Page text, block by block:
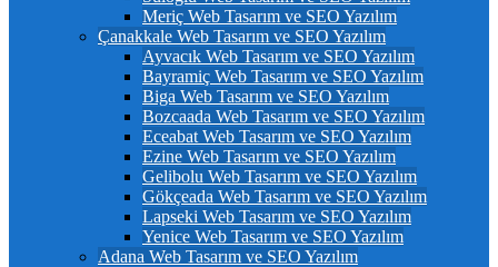
Meriç Web Tasarım ve SEO Yazılım
Çanakkale Web Tasarım ve SEO Yazılım
Ayvacık Web Tasarım ve SEO Yazılım
Bayramiç Web Tasarım ve SEO Yazılım
Biga Web Tasarım ve SEO Yazılım
Bozcaada Web Tasarım ve SEO Yazılım
Eceabat Web Tasarım ve SEO Yazılım
Ezine Web Tasarım ve SEO Yazılım
Gelibolu Web Tasarım ve SEO Yazılım
Gökçeada Web Tasarım ve SEO Yazılım
Lapseki Web Tasarım ve SEO Yazılım
Yenice Web Tasarım ve SEO Yazılım
Adana Web Tasarım ve SEO Yazılım